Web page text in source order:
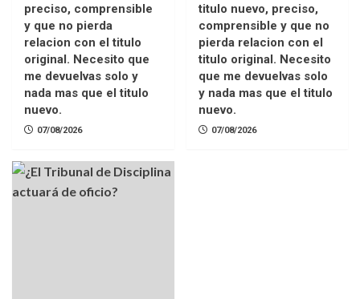
preciso, comprensible
y que no pierda
relacion con el titulo
original. Necesito que
me devuelvas solo y
nada mas que el titulo
nuevo.
07/08/2026
titulo nuevo, preciso,
comprensible y que no
pierda relacion con el
titulo original. Necesito
que me devuelvas solo
y nada mas que el titulo
nuevo.
07/08/2026